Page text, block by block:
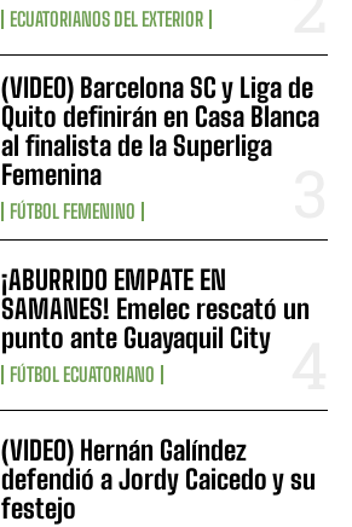
ECUATORIANOS DEL EXTERIOR
(VIDEO) Barcelona SC y Liga de
Quito definirán en Casa Blanca
al finalista de la Superliga
Femenina
FÚTBOL FEMENINO
¡ABURRIDO EMPATE EN
SAMANES! Emelec rescató un
punto ante Guayaquil City
FÚTBOL ECUATORIANO
(VIDEO) Hernán Galíndez
defendió a Jordy Caicedo y su
festejo